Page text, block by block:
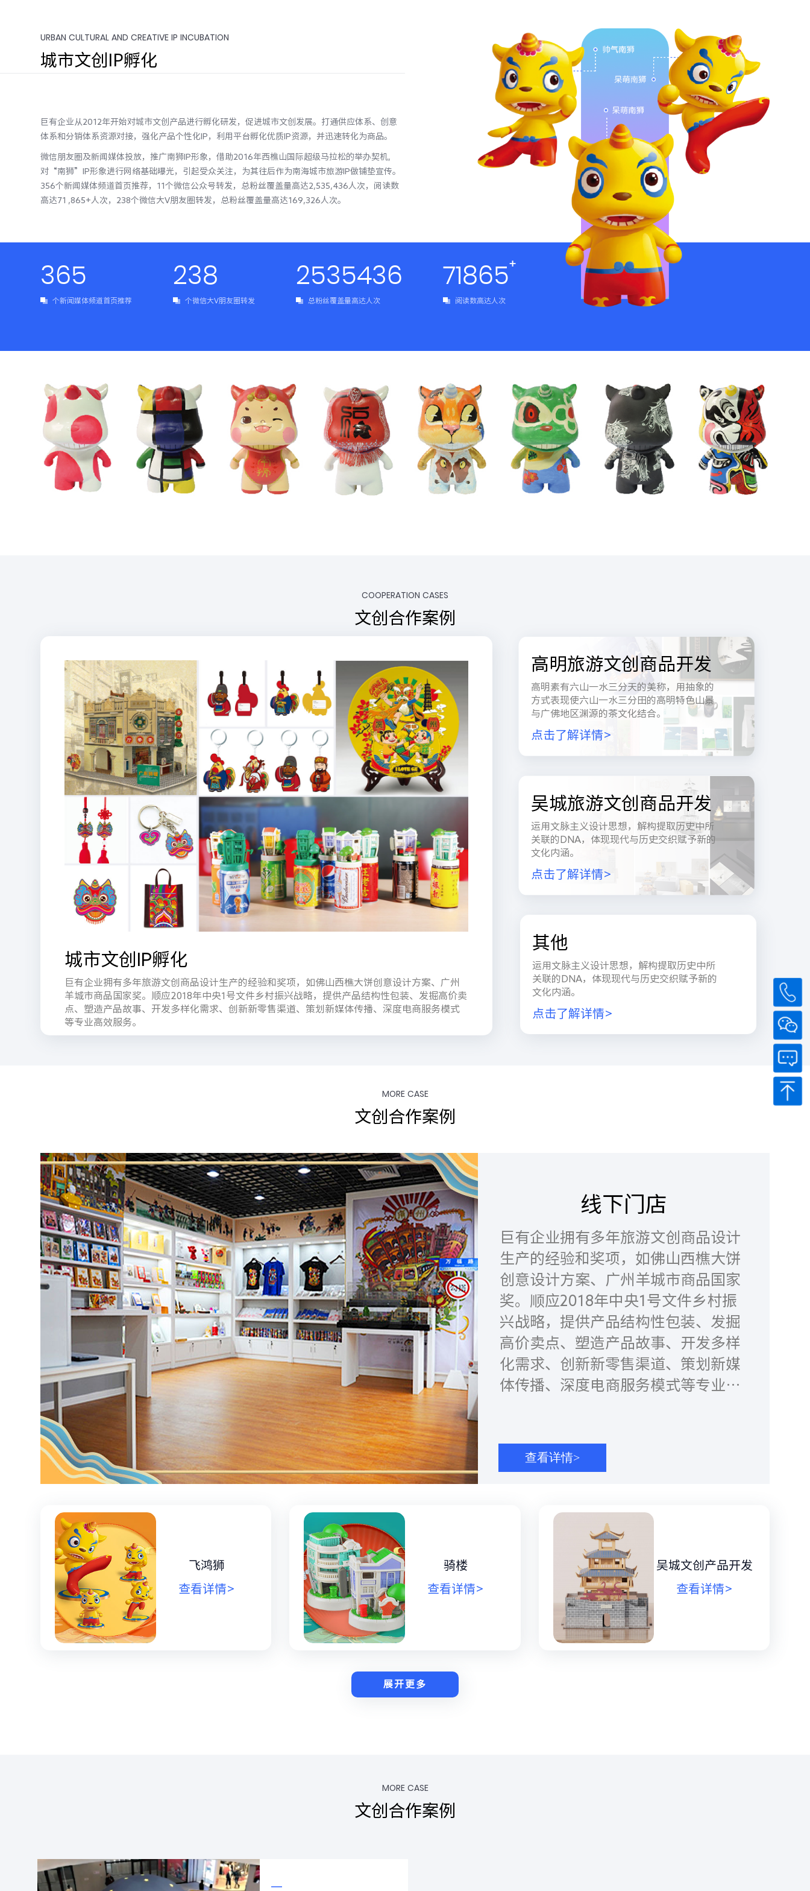
URBAN CULTURAL AND CREATIVE IP INCUBATION
城市文创IP孵化
巨有企业从2012年开始对城市文创产品进行孵化研发，促进城市文创发展。打通供应体系、创意
体系和分销体系资源对接，强化产品个性化IP，利用平台孵化优质IP资源，并迅速转化为商品。
微信朋友圈及新闻媒体投放，推广南狮IP形象，借助2016年西樵山国际超级马拉松的举办契机,
对“南狮”IP形象进行网络基础曝光，引起受众关注，为其往后作为南海城市旅游IP做铺垫宣传。
356个新闻媒体频道首页推荐，11个微信公众号转发，总粉丝覆盖量高达2,535,436人次，阅读数
高达71 ,865+人次，238个微信大V朋友圈转发，总粉丝覆盖量高达169,326人次。
365
个新闻媒体频道首页推荐
238
个微信大V朋友圈转发
2535436
总粉丝覆盖量高达人次
71865+
阅读数高达人次
COOPERATION CASES
文创合作案例
城市文创IP孵化
巨有企业拥有多年旅游文创商品设计生产的经验和奖项，如佛山西樵大饼创意设计方案、广州
羊城市商品国家奖。顺应2018年中央1号文件乡村振兴战略，提供产品结构性包装、发掘高价卖
点、塑造产品故事、开发多样化需求、创新新零售渠道、策划新媒体传播、深度电商服务模式
等专业高效服务。
高明旅游文创商品开发
高明素有六山一水三分天的美称，用抽象的
方式表现使六山一水三分田的高明特色山景
与广佛地区渊源的茶文化结合。
点击了解详情>
吴城旅游文创商品开发
运用文脉主义设计思想，解构提取历史中所
关联的DNA，体现现代与历史交织赋予新的
文化内涵。
点击了解详情>
其他
运用文脉主义设计思想，解构提取历史中所
关联的DNA，体现现代与历史交织赋予新的
文化内涵。
点击了解详情>
MORE CASE
文创合作案例
线下门店
巨有企业拥有多年旅游文创商品设计
生产的经验和奖项，如佛山西樵大饼
创意设计方案、广州羊城市商品国家
奖。顺应2018年中央1号文件乡村振
兴战略，提供产品结构性包装、发掘
高价卖点、塑造产品故事、开发多样
化需求、创新新零售渠道、策划新媒
体传播、深度电商服务模式等专业高
查看详情>
飞鸿狮
查看详情>
骑楼
查看详情>
吴城文创产品开发
查看详情>
展开更多
MORE CASE
文创合作案例